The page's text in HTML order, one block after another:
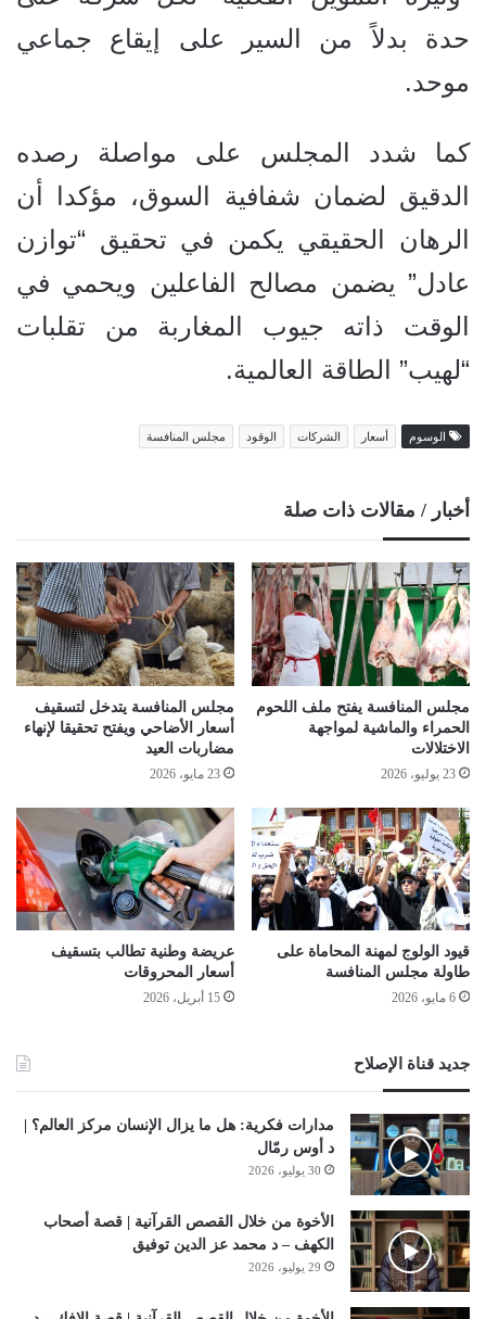
حدة بدلاً من السير على إيقاع جماعي
موحد.
كما شدد المجلس على مواصلة رصده
الدقيق لضمان شفافية السوق، مؤكدا أن
الرهان الحقيقي يكمن في تحقيق “توازن
عادل” يضمن مصالح الفاعلين ويحمي في
الوقت ذاته جيوب المغاربة من تقلبات
“لهيب” الطاقة العالمية.
الوسوم أسعار الشركات الوقود مجلس المنافسة
أخبار / مقالات ذات صلة
مجلس المنافسة يفتح ملف اللحوم
الحمراء والماشية لمواجهة
الاختلالات
23 يوليو، 2026
مجلس المنافسة يتدخل لتسقيف
أسعار الأضاحي ويفتح تحقيقا لإنهاء
مضاربات العيد
23 مايو، 2026
قيود الولوج لمهنة المحاماة على
طاولة مجلس المنافسة
6 مايو، 2026
عريضة وطنية تطالب بتسقيف
أسعار المحروقات
15 أبريل، 2026
جديد قناة الإصلاح
مدارات فكرية: هل ما يزال الإنسان مركز العالم؟ |
د أوس رمّال
30 يوليو، 2026
الأخوة من خلال القصص القرآنية | قصة أصحاب
الكهف – د محمد عز الدين توفيق
29 يوليو، 2026